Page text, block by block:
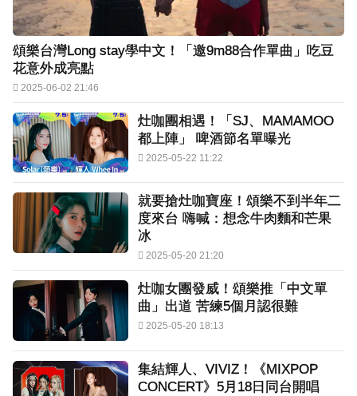
頌樂台灣Long stay學中文！「邀9m88合作單曲」吃豆
花意外成亮點
2025-06-02 21:46
灶咖團相遇！「SJ、MAMAMOO
都上陣」 啤酒節名單曝光
2025-05-22 11:22
就要搶灶咖寶座！頌樂不到半年二
度來台 嗨喊：想念牛肉麵和芒果
冰
2025-05-20 21:20
灶咖女團發威！頌樂推「中文單
曲」出道 苦練5個月認很難
2025-05-20 18:13
集結輝人、VIVIZ！《MIXPOP
CONCERT》5月18日同台開唱